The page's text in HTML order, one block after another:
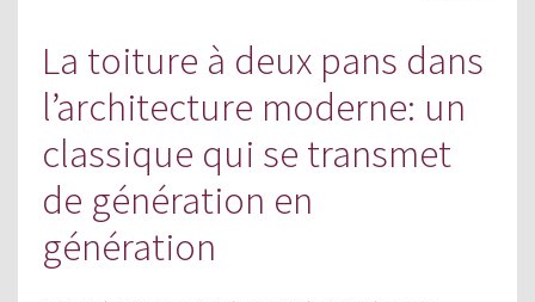
La toiture à deux pans dans
l’architecture moderne: un
classique qui se transmet
de génération en
génération